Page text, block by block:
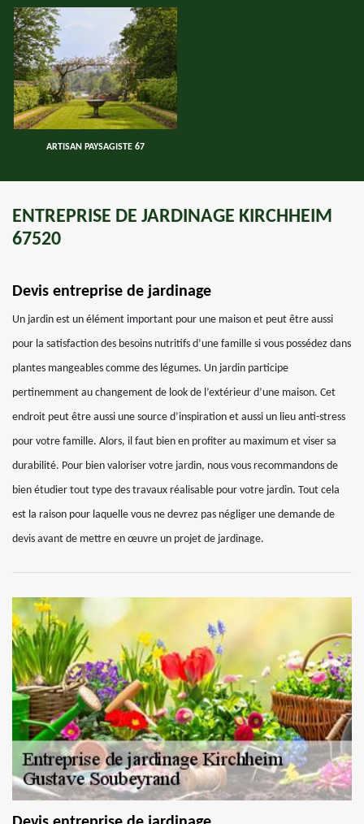
ARTISAN PAYSAGISTE 67
ENTREPRISE DE JARDINAGE KIRCHHEIM
67520
Devis entreprise de jardinage
Un jardin est un élément important pour une maison et peut être aussi
pour la satisfaction des besoins nutritifs d’une famille si vous possédez dans
plantes mangeables comme des légumes. Un jardin participe
pertinemment au changement de look de l’extérieur d’une maison. Cet
endroit peut être aussi une source d’inspiration et aussi un lieu anti-stress
pour votre famille. Alors, il faut bien en profiter au maximum et viser sa
durabilité. Pour bien valoriser votre jardin, nous vous recommandons de
bien étudier tout type des travaux réalisable pour votre jardin. Tout cela
est la raison pour laquelle vous ne devrez pas négliger une demande de
devis avant de mettre en œuvre un projet de jardinage.